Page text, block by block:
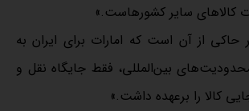
کالاهای سایر کشورهاست.»
حاکی از آن است که امارات برای ایران به
بین‌المللی، فقط جایگاه نقل و
کالا را برعهده داشت.»